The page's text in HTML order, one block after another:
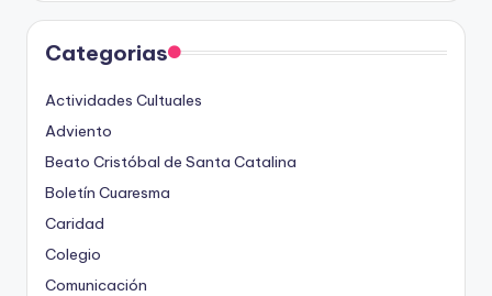
Categorias
Actividades Cultuales
Adviento
Beato Cristóbal de Santa Catalina
Boletín Cuaresma
Caridad
Colegio
Comunicación